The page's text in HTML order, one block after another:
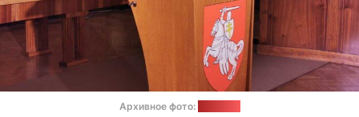
Архивное фото: